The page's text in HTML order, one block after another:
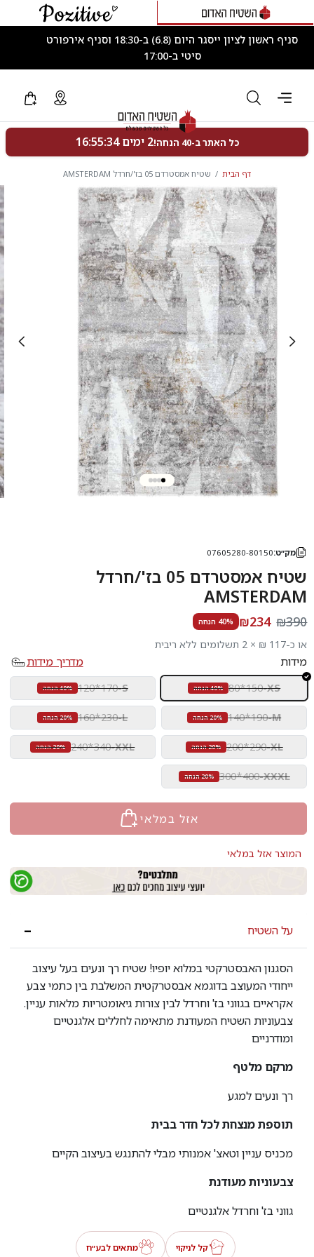
סניף ראשון לציון ייסגר היום (6.8) ב-18:30 וסניף אירפורט
סיטי ב-17:00
דף הבית שטיח אמסטרדם 05 בז'/חרדל AMSTERDAM
מק״ט:07605280-80150
שטיח אמסטרדם 05 בז'/חרדל
AMSTERDAM
₪390
₪234 40% הנחה
או כ-117 ₪ × 2 תשלומים ללא ריבית
מידות מדריך מידות
XS
-
80*150 40% הנחה S
-
120*170 40% הנחה
M
-
140*190 20% הנחה L
-
160*230 20% הנחה
XL
-
200*290 20% הנחה XXL
-
240*340 20% הנחה
XXXL
-
300*400 20% הנחה
אזל במלאי
המוצר אזל במלאי
על השטיח
הסגנון האבסטרקטי במלוא יופיו! שטיח רך ונעים בעל עיצוב
ייחודי המעוצב בדוגמא אבסטרקטית המשלבת בין כתמי צבע
אקראיים בגווני בז' וחרדל לבין צורות גיאומטריות מלאות עניין.
צבעוניות השטיח המעודנת מתאימה לחללים אלגנטיים
ומודרניים
מרקם מלטף
רך ונעים למגע
תוספת מנצחת לכל חדר בבית
מכניס עניין וטאצ' אמנותי מבלי להתנגש בעיצוב הקיים
צבעוניות מעודנת
גווני בז' וחרדל אלגנטיים
קל לניקוי מתאים לבע״ח